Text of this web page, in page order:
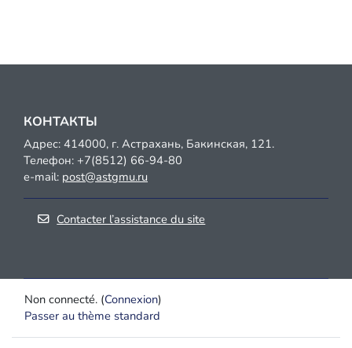
КОНТАКТЫ
Адрес: 414000, г. Астрахань, Бакинская, 121.
Телефон: +7(8512) 66-94-80
e-mail: post@astgmu.ru
Contacter l’assistance du site
Non connecté. (Connexion)
Passer au thème standard